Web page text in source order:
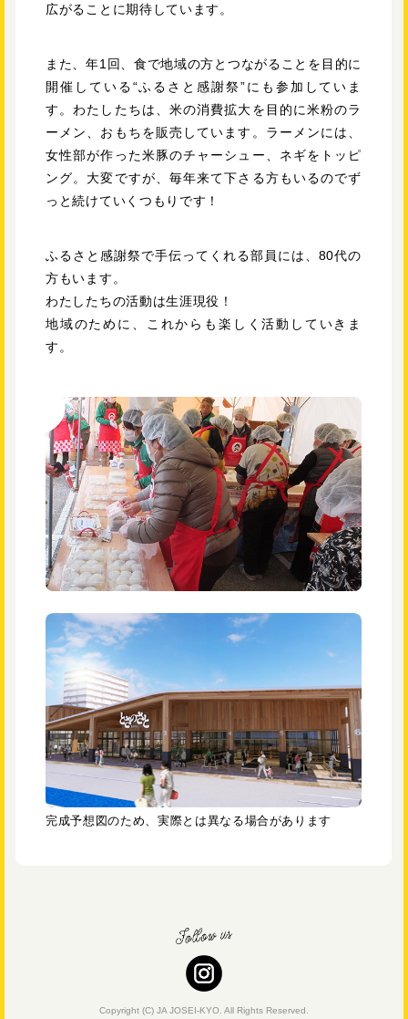
広がることに期待しています。
また、年1回、食で地域の方とつながることを目的に
開催している“ふるさと感謝祭”にも参加していま
す。わたしたちは、米の消費拡大を目的に米粉のラ
ーメン、おもちを販売しています。ラーメンには、
女性部が作った米豚のチャーシュー、ネギをトッピ
ング。大変ですが、毎年来て下さる方もいるのでず
っと続けていくつもりです！
ふるさと感謝祭で手伝ってくれる部員には、80代の
方もいます。
わたしたちの活動は生涯現役！
地域のために、これからも楽しく活動していきま
す。
完成予想図のため、実際とは異なる場合があります
Copyright (C) JA JOSEI-KYO. All Rights Reserved.